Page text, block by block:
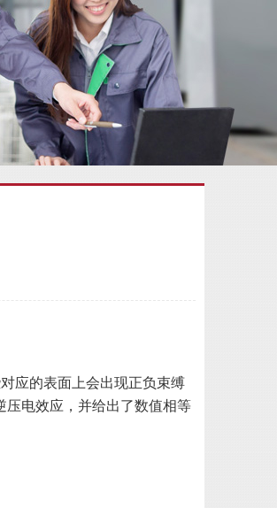
应的表面上会出现正负束缚
压电效应，并给出了数值相等